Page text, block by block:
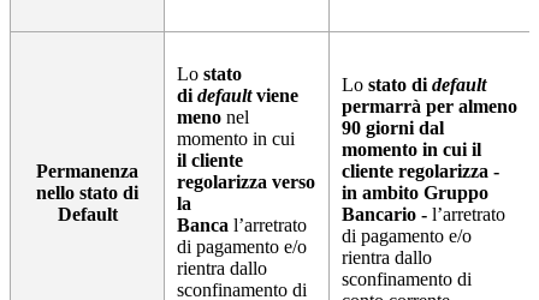
Permanenza
nello stato di
Default
Lo stato
di defaultviene
meno nel
momento in cui
il cliente
regolarizza verso
la
Banca l’arretrato
di pagamento e/o
rientra dallo
sconfinamento di
Lo stato di default
permarrà per almeno
90 giorni dal
momento in cui il
cliente regolarizza -
in ambito Gruppo
Bancario - l’arretrato
di pagamento e/o
rientra dallo
sconfinamento di